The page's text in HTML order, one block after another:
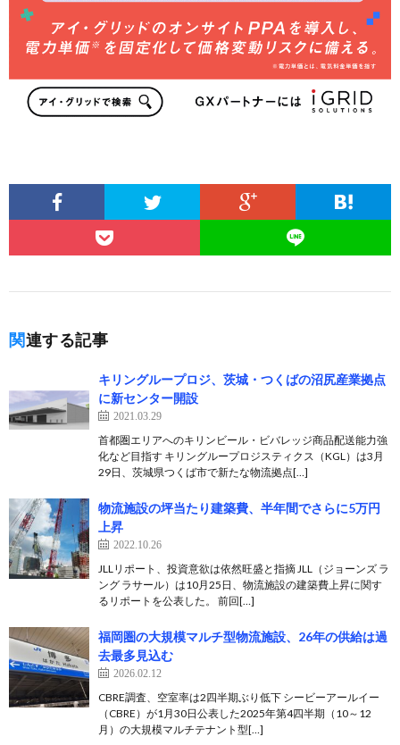
関連する記事
キリングループロジ、茨城・つくばの沼尻産業拠点
に新センター開設
2021.03.29
首都圏エリアへのキリンビール・ビバレッジ商品配送能力強
化など目指す キリングループロジスティクス（KGL）は3月
29日、茨城県つくば市で新たな物流拠点[…]
物流施設の坪当たり建築費、半年間でさらに5万円
上昇
2022.10.26
JLLリポート、投資意欲は依然旺盛と指摘 JLL（ジョーンズ ラ
ング ラサール）は10月25日、物流施設の建築費上昇に関す
るリポートを公表した。 前回[…]
福岡圏の大規模マルチ型物流施設、26年の供給は過
去最多見込む
2026.02.12
CBRE調査、空室率は2四半期ぶり低下 シービーアールイー
（CBRE）が1月30日公表した2025年第4四半期（10～12
月）の大規模マルチテナント型[…]